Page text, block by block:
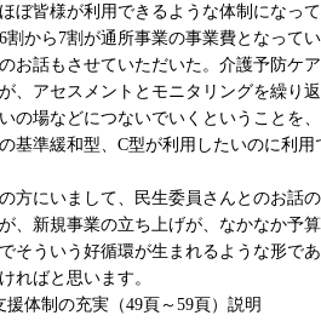
ぼ皆様が利用できるような体制になって
割から7割が通所事業の事業費となって
お話もさせていただいた。介護予防ケ
、アセスメントとモニタリングを繰り
の場などにつないでいくということを
基準緩和型、C型が利用したいのに利
方にいまして、民生委員さんとのお話
、新規事業の立ち上げが、なかなか予
そういう好循環が生まれるような形で
ればと思います。
体制の充実（49頁～59頁）説明